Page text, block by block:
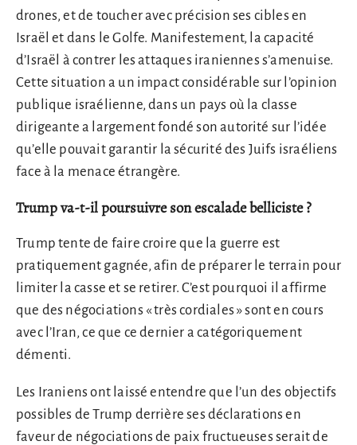
drones, et de toucher avec précision ses cibles en
Israël et dans le Golfe. Manifestement, la capacité
d’Israël à contrer les attaques iraniennes s’amenuise.
Cette situation a un impact considérable sur l’opinion
publique israélienne, dans un pays où la classe
dirigeante a largement fondé son autorité sur l’idée
qu’elle pouvait garantir la sécurité des Juifs israéliens
face à la menace étrangère.
Trump va-t-il poursuivre son escalade belliciste ?
Trump tente de faire croire que la guerre est
pratiquement gagnée, afin de préparer le terrain pour
limiter la casse et se retirer. C’est pourquoi il affirme
que des négociations « très cordiales » sont en cours
avec l’Iran, ce que ce dernier a catégoriquement
démenti.
Les Iraniens ont laissé entendre que l’un des objectifs
possibles de Trump derrière ses déclarations en
faveur de négociations de paix fructueuses serait de